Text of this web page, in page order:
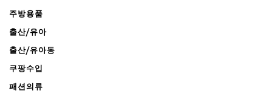
주방용품
출산/유아
출산/유아동
쿠팡수입
패션의류